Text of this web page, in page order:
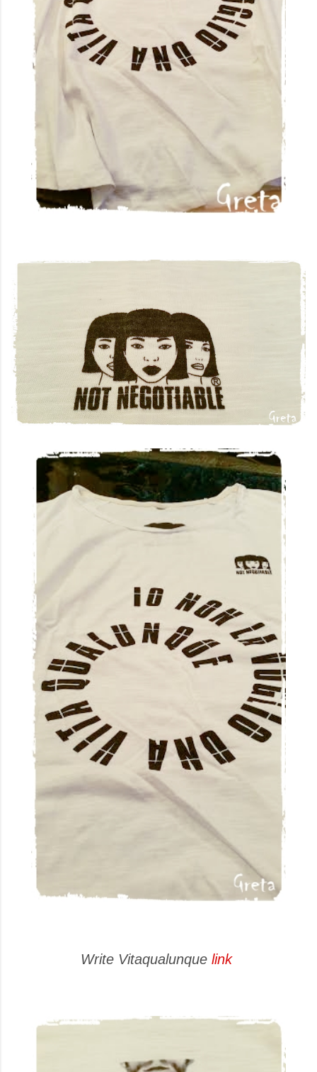
Write Vitaqualunque link